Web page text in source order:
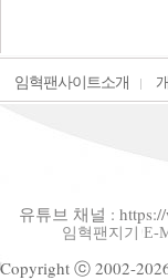
임혁팬사이트소개
유튜브 채널 :
임혁팬지기 E-
Copyright ⓒ 2002-